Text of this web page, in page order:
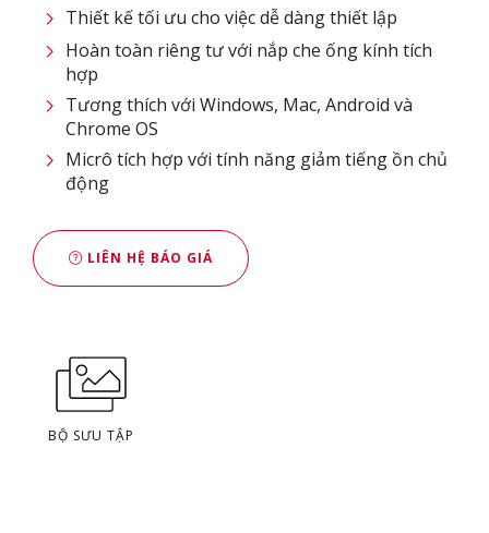
Thiết kế tối ưu cho việc dễ dàng thiết lập
Hoàn toàn riêng tư với nắp che ống kính tích
hợp​
Tương thích với Windows, Mac, Android và
Chrome OS​
Micrô tích hợp với tính năng giảm tiếng ồn chủ
động
LIÊN HỆ BÁO GIÁ
BỘ SƯU TẬP